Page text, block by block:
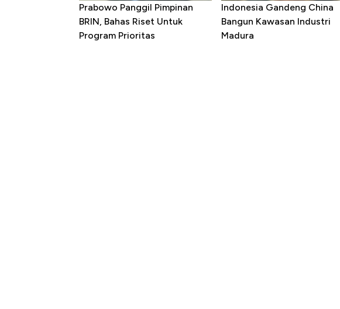
Prabowo Panggil Pimpinan
BRIN, Bahas Riset Untuk
Program Prioritas
Indonesia Gandeng China
Bangun Kawasan Industri
Madura